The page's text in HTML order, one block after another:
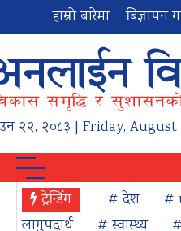
हाम्रो बारेमा बिज्ञापन
२२, २०८३ | Friday, August
ट्रेन्डिंग # देश #
लागुपदार्थ
# स्वास्थ्य